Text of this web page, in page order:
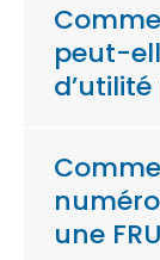
peut-
une